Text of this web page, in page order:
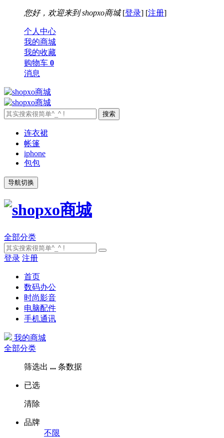
您好，欢迎来到 shopxo商城[登录] [注册]
个人中心
我的商城
我的收藏
购物车 0
消息
连衣裙
帐篷
iphone
包包
导航切换
全部分类
登录 注册
首页
数码办公
时尚影音
电脑配件
手机通讯
我的商城
全部分类
筛选出 ... 条数据
已选
清除
品牌
不限